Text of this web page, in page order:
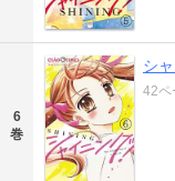
6
巻
シ
42ペ